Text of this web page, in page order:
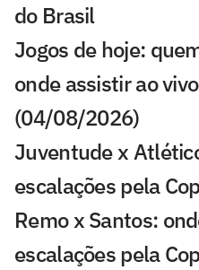
do Brasil
Jogos de hoje:
onde assistir ao
(04/08/2026)
Juventude x
escalações pela
Remo x Santos:
escalações pela